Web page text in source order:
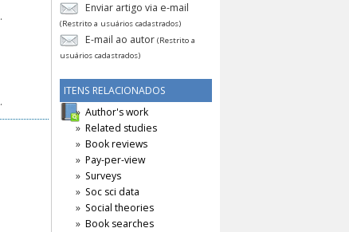
Enviar artigo via e-mail
(Restrito a usuários cadastrados)
E-mail ao autor (Restrito a
usuários cadastrados)
ITENS RELACIONADOS
Author's work
Related studies
Book reviews
Pay-per-view
Surveys
Soc sci data
Social theories
Book searches
.
.